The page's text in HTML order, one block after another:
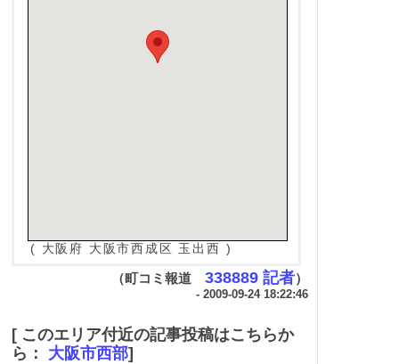
( 大阪府 大阪市西成区 玉出西 )
（町コミ報道 338889 記者）
- 2009-09-24 18:22:46
[ このエリア付近の記事投稿はこちらか
ら： 大阪市西部]